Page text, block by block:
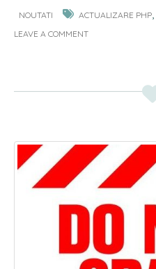
NOUTATI ACTUALIZARE PHP,
LEAVE A COMMENT